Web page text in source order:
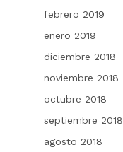
febrero 2019
enero 2019
diciembre 2018
noviembre 2018
octubre 2018
septiembre 2018
agosto 2018